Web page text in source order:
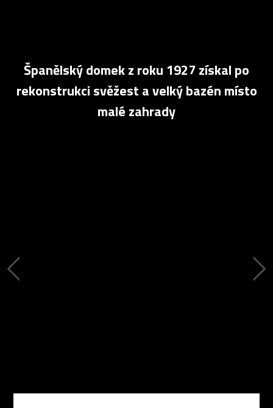
Španělský domek z roku 1927 získal po
rekonstrukci svěžest a velký bazén místo
malé zahrady